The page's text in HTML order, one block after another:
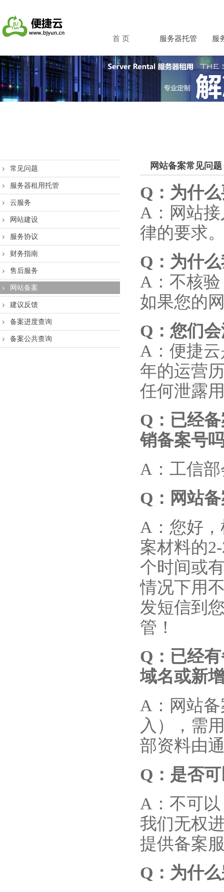
首 页 服务器托管 服
常见问题
服务器租用托管
云服务
网站建设
服务协议
财务指南
售后服务
网站备案
建议反馈
备案进度查询
备案公共查询
网站备案常见问题
Q ：为什
A：网站
律的要求
Q ：为什
A：不核
如果您的
Q ：您们
A：便捷
年的运营
任何泄露
Q ：已经
销备案号
A：工信
Q ：网站
A：您好
案材料的
个时间或
情况下用
发短信到
管！
Q ：已经
域名或新
A：网站
入），需
部资料由
Q ：是否
A：不可
我们无权
提供备案
Q ：为什